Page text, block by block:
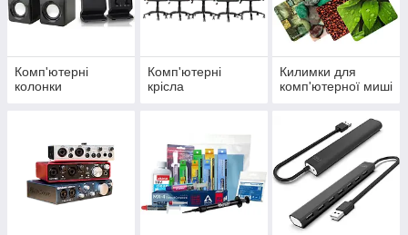
Комп'ютерні
колонки
Комп'ютерні
крісла
Килимки для
комп'ютерної миші